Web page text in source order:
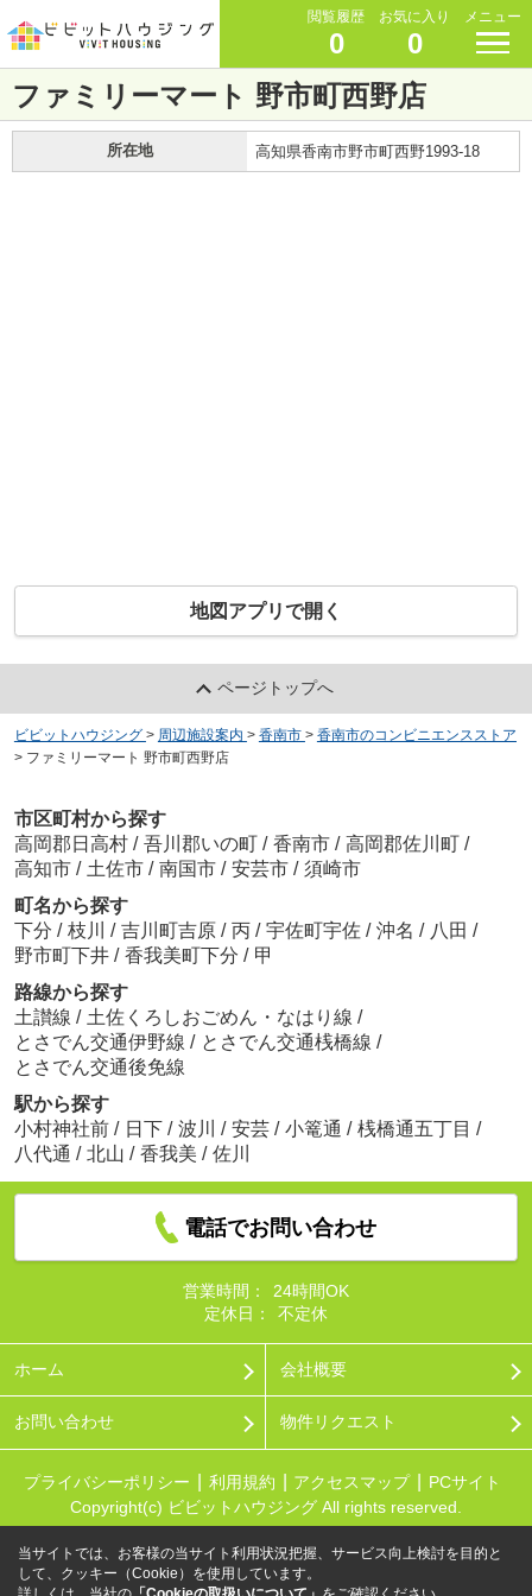
閲覧履歴
0
お気に入り
0
メニュー
ファミリーマート 野市町西野店
所在地 高知県香南市野市町西野1993-18
地図アプリで開く
ページトップへ
ビビットハウジング > 周辺施設案内 > 香南市 > 香南市のコンビニエンスストア
> ファミリーマート 野市町西野店
市区町村から探す
高岡郡日高村 / 吾川郡いの町 / 香南市 / 高岡郡佐川町 /
高知市 / 土佐市 / 南国市 / 安芸市 / 須崎市
町名から探す
下分 / 枝川 / 吉川町吉原 / 丙 / 宇佐町宇佐 / 沖名 / 八田 /
野市町下井 / 香我美町下分 / 甲
路線から探す
土讃線 / 土佐くろしおごめん・なはり線 /
とさでん交通伊野線 / とさでん交通桟橋線 /
とさでん交通後免線
駅から探す
小村神社前 / 日下 / 波川 / 安芸 / 小篭通 / 桟橋通五丁目 /
八代通 / 北山 / 香我美 / 佐川
電話でお問い合わせ
営業時間：
24時間OK
定休日：
不定休
ホーム 会社概要
お問い合わせ 物件リクエスト
プライバシーポリシー 利用規約 アクセスマップ
PCサイト
Copyright(c) ビビットハウジング All rights reserved.
当サイトでは、お客様の当サイト利用状況把握、サービス向上検討を目的と
して、クッキー（Cookie）を使用しています。